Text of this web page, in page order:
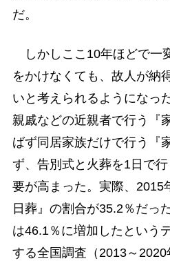
だ。
しかしここ10年ほどで一
をかけなくても、故人が納
いと考えられるようになっ
親戚などの近親者で行う『
ばず同居家族だけで行う『
ず、告別式と火葬を1日で
要が高まった。実際、2015
日葬』の割合が35.2％だっ
は46.1％に増加したという
する全国調査（2013～2020